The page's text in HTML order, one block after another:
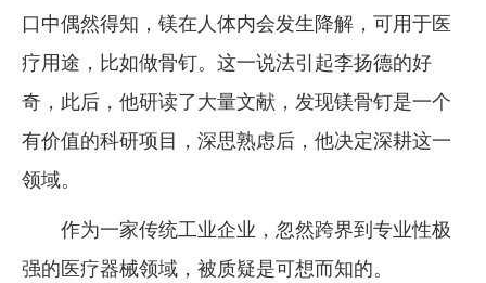
口中偶然得知，镁在人体内会发生降解，可用于医
疗用途，比如做骨钉。这一说法引起李扬德的好
奇，此后，他研读了大量文献，发现镁骨钉是一个
有价值的科研项目，深思熟虑后，他决定深耕这一
领域。
作为一家传统工业企业，忽然跨界到专业性极
强的医疗器械领域，被质疑是可想而知的。